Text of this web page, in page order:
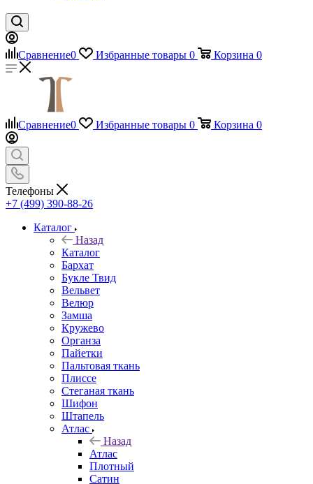
Сравнение0 Избранные товары 0 Корзина 0
Сравнение0 Избранные товары 0 Корзина 0
Телефоны
+7 (499) 390-88-26
Каталог
Назад
Каталог
Бархат
Букле Твид
Вельвет
Велюр
Замша
Кружево
Органза
Пайетки
Пальтовая ткань
Плиссе
Стеганая ткань
Шифон
Штапель
Атлас
Назад
Атлас
Плотный
Сатин